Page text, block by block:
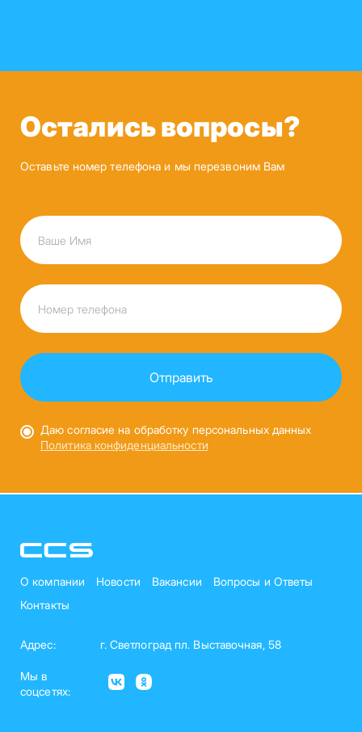
Остались вопросы?
Оставьте номер телефона и мы перезвоним Вам
Даю согласие на обработку персональных данных
Политика конфиденциальности
О компании Новости Вакансии
Вопросы и Ответы
Контакты
Адрес: г. Светлоград пл. Выставочная, 58
Мы в
соцсетях: